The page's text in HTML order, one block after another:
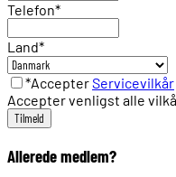
Telefon*
Land*
*AccepterServicevilkår
Accepter venligst alle
Allerede medlem?